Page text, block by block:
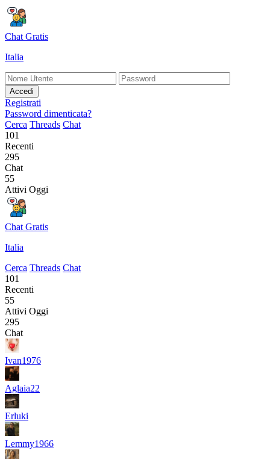
Chat Gratis
Italia
Accedi
Registrati
Password dimenticata?
Cerca Threads Chat
101
Recenti
295
Chat
55
Attivi Oggi
Chat Gratis
Italia
Cerca Threads Chat
101
Recenti
55
Attivi Oggi
295
Chat
Ivan1976
Aglaia22
Erluki
Lemmy1966